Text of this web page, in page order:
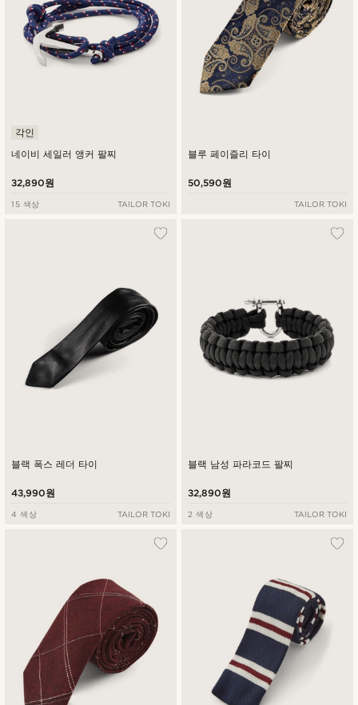
네이비 세일러 앵커 팔찌
각인
32,890원
15 색상 TAILOR TOKI
블루 페이즐리 타이
50,590원
TAILOR TOKI
블랙 폭스 레더 타이
43,990원
4 색상 TAILOR TOKI
블랙 남성 파라코드 팔찌
32,890원
2 색상 TAILOR TOKI